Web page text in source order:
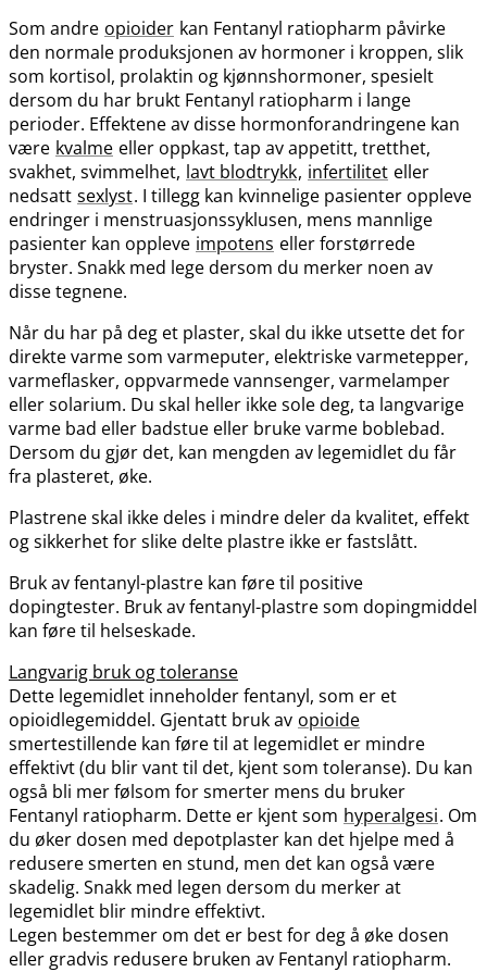
Som andre opioider kan Fentanyl ratiopharm påvirke
den normale produksjonen av hormoner i kroppen, slik
som kortisol, prolaktin og kjønnshormoner, spesielt
dersom du har brukt Fentanyl ratiopharm i lange
perioder. Effektene av disse hormonforandringene kan
være kvalme eller oppkast, tap av appetitt, tretthet,
svakhet, svimmelhet, lavt blodtrykk, infertilitet eller
nedsatt sexlyst. I tillegg kan kvinnelige pasienter oppleve
endringer i menstruasjonssyklusen, mens mannlige
pasienter kan oppleve impotens eller forstørrede
bryster. Snakk med lege dersom du merker noen av
disse tegnene.
Når du har på deg et plaster, skal du ikke utsette det for
direkte varme som varmeputer, elektriske varmetepper,
varmeflasker, oppvarmede vannsenger, varmelamper
eller solarium. Du skal heller ikke sole deg, ta langvarige
varme bad eller badstue eller bruke varme boblebad.
Dersom du gjør det, kan mengden av legemidlet du får
fra plasteret, øke.
Plastrene skal ikke deles i mindre deler da kvalitet, effekt
og sikkerhet for slike delte plastre ikke er fastslått.
Bruk av fentanyl-plastre kan føre til positive
dopingtester. Bruk av fentanyl-plastre som dopingmiddel
kan føre til helseskade.
Langvarig bruk og toleranse
Dette legemidlet inneholder fentanyl, som er et
opioidlegemiddel. Gjentatt bruk av opioide
smertestillende kan føre til at legemidlet er mindre
effektivt (du blir vant til det, kjent som toleranse). Du kan
også bli mer følsom for smerter mens du bruker
Fentanyl ratiopharm. Dette er kjent som hyperalgesi. Om
du øker dosen med depotplaster kan det hjelpe med å
redusere smerten en stund, men det kan også være
skadelig. Snakk med legen dersom du merker at
legemidlet blir mindre effektivt.
Legen bestemmer om det er best for deg å øke dosen
eller gradvis redusere bruken av Fentanyl ratiopharm.